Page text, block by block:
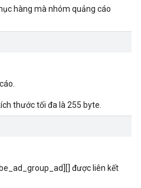
hàng mà nhóm quảng cáo
thước tối đa là 255 byte.
được liên kết